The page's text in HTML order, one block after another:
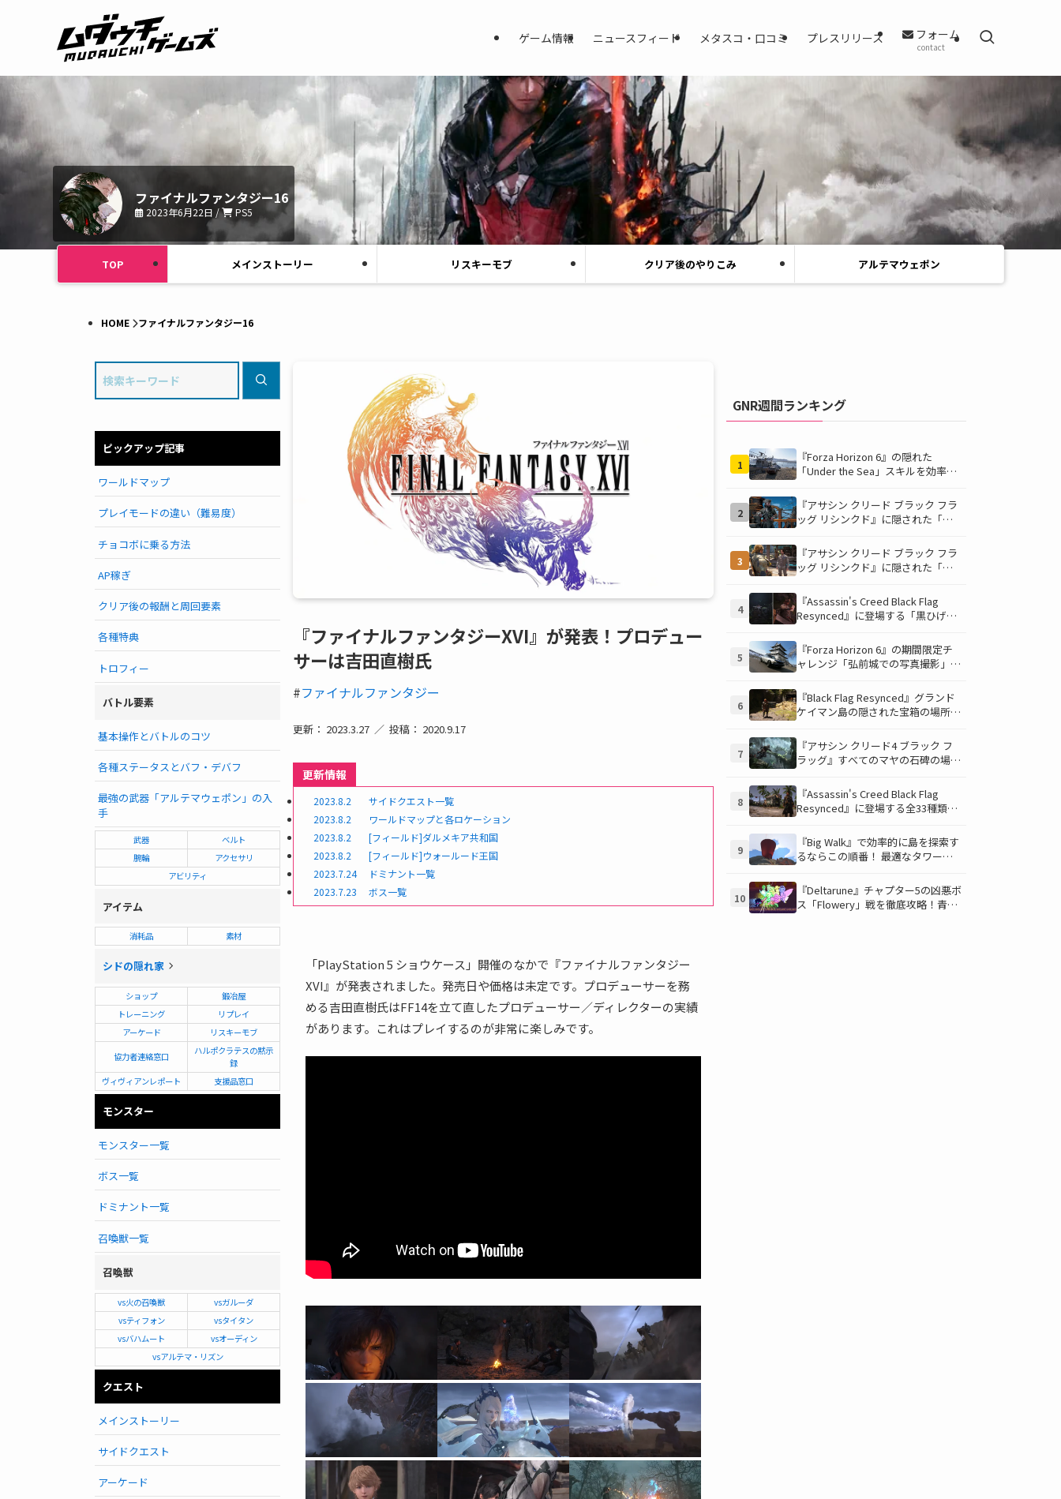
ゲーム情報 ニュースフィード メタスコ・口コミ プレスリリース フォーム
contact
ファイナルファンタジー16
2023年6月22日 / PS5
TOP メインストーリー リスキーモブ クリア後のやりこみ アルテマウェポン
HOME ファイナルファンタジー16
『ファイナルファンタジーXVI』が発表！プロデュー
サーは吉田直樹氏
#ファイナルファンタジー
更新： 2023.3.27 投稿： 2020.9.17
更新情報
2023.8.2
サイドクエスト一覧
2023.8.2
ワールドマップと各ロケーション
2023.8.2
[フィールド]ダルメキア共和国
2023.8.2
[フィールド]ウォールード王国
2023.7.24
ドミナント一覧
2023.7.23
ボス一覧
「PlayStation 5 ショウケース」開催のなかで『ファイナルファンタジー
XVI』が発表されました。発売日や価格は未定です。プロデューサーを務
める吉田直樹氏はFF14を立て直したプロデューサー／ディレクターの実績
があります。これはプレイするのが非常に楽しみです。
ピックアップ記事
ワールドマップ
プレイモードの違い（難易度）
チョコボに乗る方法
AP稼ぎ
クリア後の報酬と周回要素
各種特典
トロフィー
バトル要素
基本操作とバトルのコツ
各種ステータスとバフ・デバフ
最強の武器「アルテマウェポン」の入
手
武器
ベルト
腕輪
アクセサリ
アビリティ
アイテム
消耗品 素材
シドの隠れ家
ショップ
鍛冶屋
トレーニング
リプレイ
アーケード
リスキーモブ
協力者連絡窓口
ハルポクラテスの黙示
録
ヴィヴィアンレポート
支援品窓口
モンスター
モンスター一覧
ボス一覧
ドミナント一覧
召喚獣一覧
召喚獣
vs火の召喚獣
vsガルーダ
vsティフォン
vsタイタン
vsバハムート
vsオーディン
vsアルテマ・リズン
クエスト
メインストーリー
サイドクエスト
アーケード
GNR週間ランキング
1
『Forza Horizon 6』の隠れた
「Under the Sea」スキルを効率的
の鍵は伊東の海藻養殖場にあり！
2
『アサシン クリード ブラック フラ
ッグ リシンクド』に隠された「黒
底洞窟の危険を乗り越え、伝説の報
酬を手に入れよう
3
『アサシン クリード ブラック フラ
ッグ リシンクド』に隠された「修
説！伝説のアイテムや新衣装を手に
入れるための「地図の断片」入手方
法と修復のコツを紹介！
4
『Assassin's Creed Black Flag
Resynced』に登場する「黒ひげの
説！隠された財宝を見つけよう！
5
『Forza Horizon 6』の期間限定チ
ャレンジ「弘前城での写真撮影」攻
で日本の名城を駆け巡り、特別な報
酬を手に入れよう！
6
『Black Flag Resynced』グランド
ケイマン島の隠された宝箱の場所を
ト」でしか到達できないお宝も明ら
かに
7
『アサシン クリード4 ブラック フ
ラッグ』すべてのマヤの石碑の場所
ヤの衣装を入手して海賊ライフを有
利に進めよう！
8
『Assassin's Creed Black Flag
Resynced』に登場する全33種類の
イルを自由にカスタマイズ！
9
『Big Walk』で効率的に島を探索す
るならこの順番！ 最適なタワー攻
について解説
10
『Deltarune』チャプター5の凶悪ボ
ス「Flowery」戦を徹底攻略！青い